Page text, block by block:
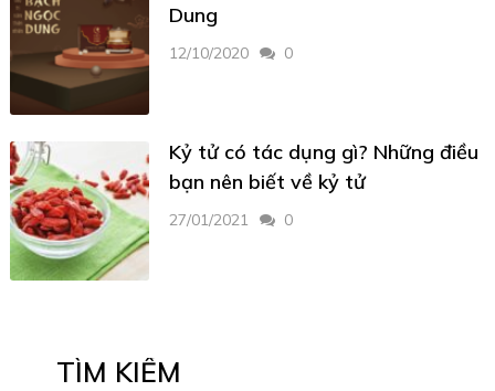
Dung
12/10/2020 0
Kỷ tử có tác dụng gì? Những điều
bạn nên biết về kỷ tử
27/01/2021 0
TÌM KIẾM